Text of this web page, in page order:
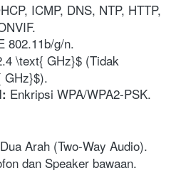
ICMP, DNS, NTP, HTTP,
802.11b/g/n.
\text{ GHz}$ (Tidak
GHz}$).
Enkripsi WPA/WPA2-PSK.
Arah (Two-Way Audio).
dan Speaker bawaan.